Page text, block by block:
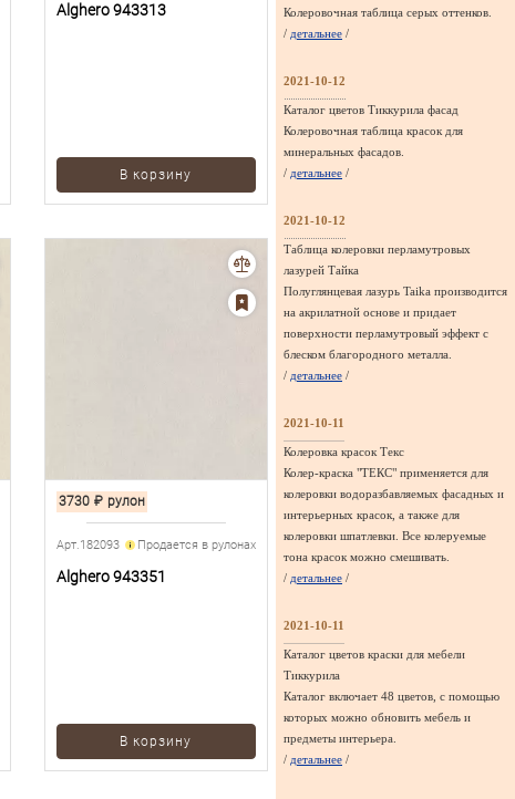
Alghero 943313
В корзину
3730 ₽ рулон
Арт.182093 Продается в рулонах
Alghero 943351
В корзину
Колеровочная таблица серых оттенков.
/ детальнее /
2021-10-12
Каталог цветов Тиккурила фасад
Колеровочная таблица красок для
минеральных фасадов.
/ детальнее /
2021-10-12
Таблица колеровки перламутровых
лазурей Тайка
Полуглянцевая лазурь Taika производится
на акрилатной основе и придает
поверхности перламутровый эффект с
блеском благородного металла.
/ детальнее /
2021-10-11
Колеровка красок Текс
Колер-краска "ТЕКС" применяется для
колеровки водоразбавляемых фасадных и
интерьерных красок, а также для
колеровки шпатлевки. Все колеруемые
тона красок можно смешивать.
/ детальнее /
2021-10-11
Каталог цветов краски для мебели
Тиккурила
Каталог включает 48 цветов, с помощью
которых можно обновить мебель и
предметы интерьера.
/ детальнее /